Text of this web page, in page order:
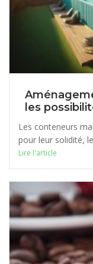
les
Les conteneurs
pour leur solidité,
Lire l'article